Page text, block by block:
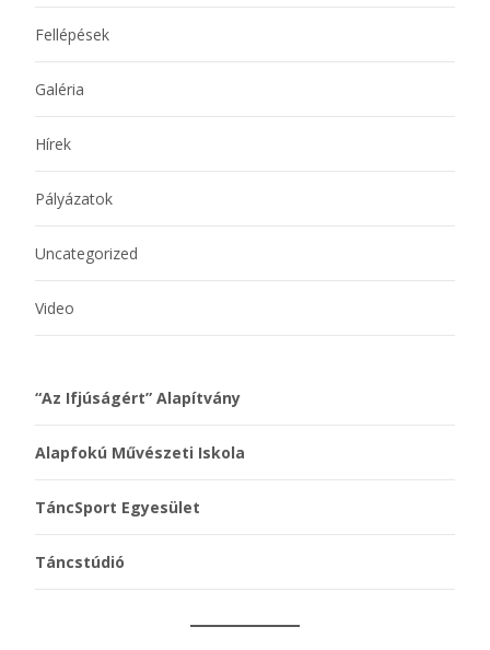
Fellépések
Galéria
Hírek
Pályázatok
Uncategorized
Video
“Az Ifjúságért” Alapítvány
Alapfokú Művészeti Iskola
TáncSport Egyesület
Táncstúdió